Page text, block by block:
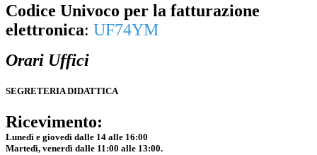
Codice Univoco per la fatturazione
elettronica: UF74YM
Orari Uffici
SEGRETERIA DIDATTICA
Ricevimento:
Lunedì e giovedì dalle 14 alle 16:00
Martedì, venerdì dalle 11:00 alle 13:00.